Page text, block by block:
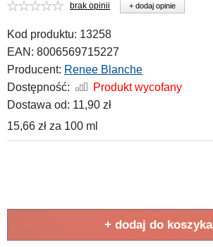
brak opinii + dodaj opinie
Kod produktu: 13258
EAN: 8006569715227
Producent: Renee Blanche
Dostępność:
Produkt wycofany
Dostawa od: 11,90 zł
15,66 zł za 100 ml
+ dodaj do koszyka